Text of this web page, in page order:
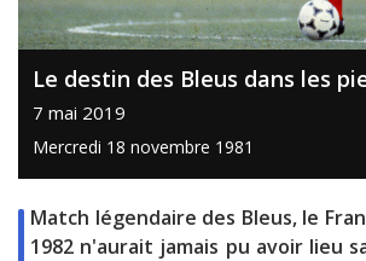
Le destin des Bleus dans les
7 mai 2019
Mercredi 18 novembre 1981
Match légendaire des Bleus, le
1982 n'aurait jamais pu avoir lieu